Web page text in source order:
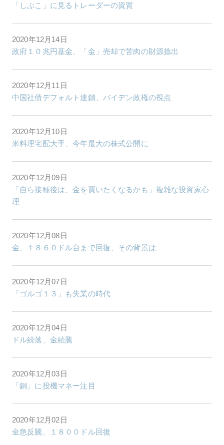
「しぶこ」に見るトレーダーの資質
2020年12月14日
政府１０兆円基金、「金」売却で苦肉の財源捻出
2020年12月11日
中国社債デフォルト連鎖、バイデン政権の視点
2020年12月10日
米料理宅配大手、今年最大の株式公開に
2020年12月09日
「自ら接種後は、金を買いたくなるかも」複雑な投資家心
理
2020年12月08日
金、１８６０ドル台まで回復、その背景は
2020年12月07日
「ゴルゴ１３」も失業の時代
2020年12月04日
ドル続落、金続騰
2020年12月03日
「銅」に投機マネー注目
2020年12月02日
金急反騰、１８００ドル回復